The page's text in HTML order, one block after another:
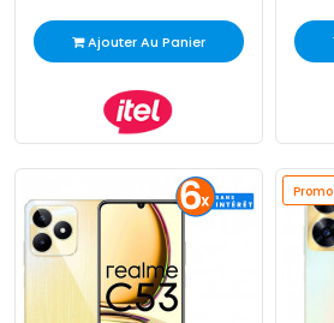
Ajouter Au Panier
Promo